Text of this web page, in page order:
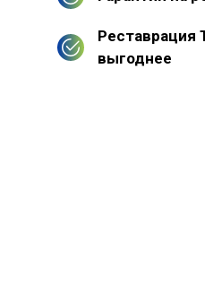
Реставрация
выгоднее